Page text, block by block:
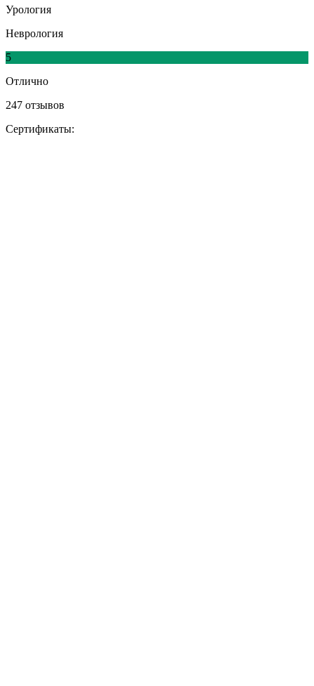
Урология
Неврология
5
Отлично
247 отзывов
Сертификаты: